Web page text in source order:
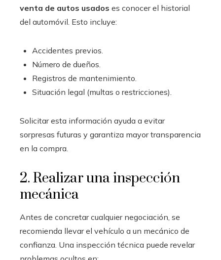
venta de autos usados es conocer el historial
del automóvil. Esto incluye:
Accidentes previos.
Número de dueños.
Registros de mantenimiento.
Situación legal (multas o restricciones).
Solicitar esta información ayuda a evitar
sorpresas futuras y garantiza mayor transparencia
en la compra.
2. Realizar una inspección
mecánica
Antes de concretar cualquier negociación, se
recomienda llevar el vehículo a un mecánico de
confianza. Una inspección técnica puede revelar